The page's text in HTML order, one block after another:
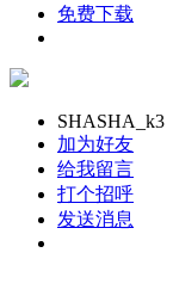
免费下载
SHASHA_k3
加为好友
给我留言
打个招呼
发送消息